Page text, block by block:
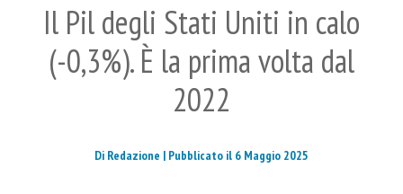
Il Pil degli Stati Uniti in calo
(-0,3%). È la prima volta dal
2022
Di Redazione | Pubblicato il 6 Maggio 2025